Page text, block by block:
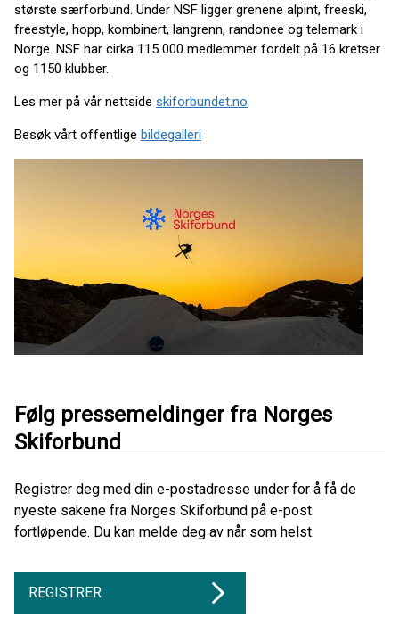
største særforbund. Under NSF ligger grenene alpint, freeski,
freestyle, hopp, kombinert, langrenn, randonee og telemark i
Norge. NSF har cirka 115 000 medlemmer fordelt på 16 kretser
og 1150 klubber.
Les mer på vår nettside skiforbundet.no
Besøk vårt offentlige bildegalleri
Følg pressemeldinger fra Norges
Skiforbund
Registrer deg med din e-postadresse under for å få de
nyeste sakene fra Norges Skiforbund på e-post
fortløpende. Du kan melde deg av når som helst.
REGISTRER